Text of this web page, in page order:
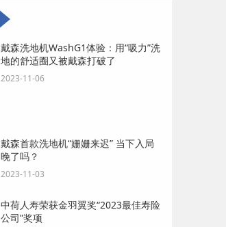
戴森洗地机WashG1体验：用“吸力”洗
地的舒适圈又被戴森打破了
2023-11-06
戴森首款洗地机“姗姗来迟” 当下入局
晚了吗？
2023-11-03
中荷人寿荣获金羽翼奖“2023最佳寿险
公司”奖项